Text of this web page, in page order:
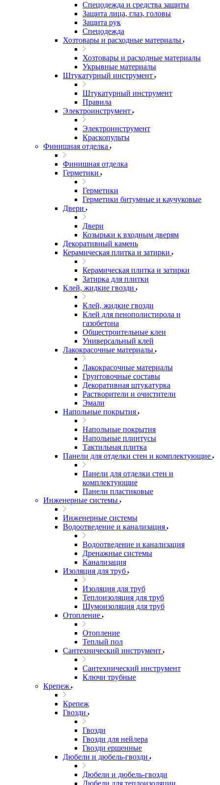
Спецодежда и средства защиты
Защита лица, глаз, головы
Защита рук
Спецодежда
Хозтовары и расходные материалы
Хозтовары и расходные материалы
Укрывные материалы
Штукатурный инструмент
Штукатурный инструмент
Правила
Электроинструмент
Электроинструмент
Краскопульты
Финишная отделка
Финишная отделка
Герметики
Герметики
Герметики битумные и каучуковые
Двери
Двери
Козырьки к входным дверям
Декоративный камень
Керамическая плитка и затирки
Керамическая плитка и затирки
Затирка для плитки
Клей, жидкие гвозди
Клей, жидкие гвозди
Клей для пенополистирола и
газобетона
Общестроительные клеи
Универсальный клей
Лакокрасочные материалы
Лакокрасочные материалы
Грунтовочные составы
Декоративная штукатурка
Растворители и очистители
Эмали
Напольные покрытия
Напольные покрытия
Напольные плинтусы
Тактильная плитка
Панели для отделки стен и комплектующие
Панели для отделки стен и
комплектующие
Панели пластиковые
Инженерные системы
Инженерные системы
Водоотведение и канализация
Водоотведение и канализация
Дренажные системы
Канализация
Изоляция для труб
Изоляция для труб
Теплоизоляция для труб
Шумоизоляция для труб
Отопление
Отопление
Теплый пол
Сантехнический инструмент
Сантехнический инструмент
Ключи трубные
Крепеж
Крепеж
Гвозди
Гвозди
Гвозди для нейлера
Гвозди ершенные
Дюбели и дюбель-гвозди
Дюбели и дюбель-гвозди
Дюбели для теплоизоляции